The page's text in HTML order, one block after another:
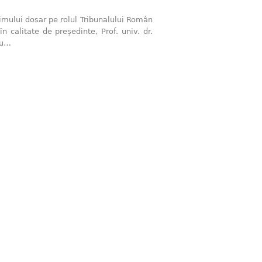
dosar pe rolul Tribunalului Român
calitate de președinte, Prof. univ. dr.